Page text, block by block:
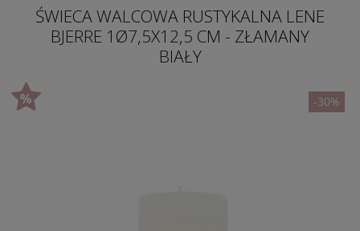
ŚWIECA WALCOWA RUSTYKALNA LENE
BJERRE 1Ø7,5X12,5 CM - ZŁAMANY
BIAŁY
-30%